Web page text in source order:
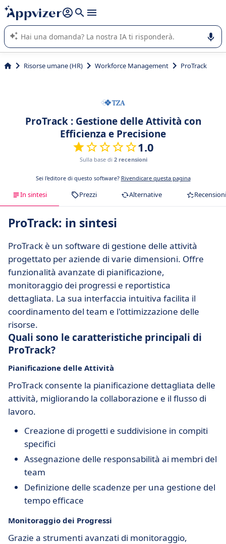
righe con
shift + enter
L'IA di Appvizer vi guida nell'utilizzo o nella scelta di un
software SaaS per la vostra azienda.
Risorse umane (HR) Workforce Management ProTrack
ProTrack : Gestione delle Attività con
Efficienza e Precisione
1.0
Sulla base di 2 recensioni
Sei l'editore di questo software? Rivendicare questa pagina
In sintesi Prezzi Alternative Recensioni
ProTrack: in sintesi
ProTrack è un software di gestione delle attività
progettato per aziende di varie dimensioni. Offre
funzionalità avanzate di pianificazione,
monitoraggio dei progressi e reportistica
dettagliata. La sua interfaccia intuitiva facilita il
coordinamento del team e l'ottimizzazione delle
risorse.
Quali sono le caratteristiche principali di
ProTrack?
Pianificazione delle Attività
ProTrack consente la pianificazione dettagliata delle
attività, migliorando la collaborazione e il flusso di
lavoro.
Creazione di progetti e suddivisione in compiti
specifici
Assegnazione delle responsabilità ai membri del
team
Definizione delle scadenze per una gestione del
tempo efficace
Monitoraggio dei Progressi
Grazie a strumenti avanzati di monitoraggio,